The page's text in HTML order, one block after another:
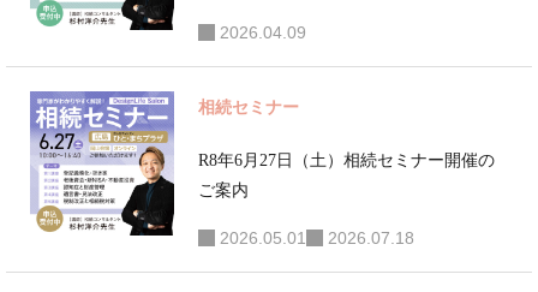
円以上の資産を動
継対策に携わる。
●セミナー・講演
超えるセミナー講
2026.04.09
相続セミナー
R8年6月27日（土）相続セミナー開催の
ご案内
2026.05.01 2026.07.18